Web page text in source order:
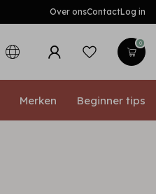
Over onsContactLog in
0
Merken Beginner tips